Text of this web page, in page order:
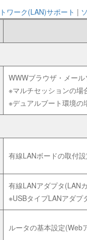
ワーク(LAN)サポート |
WWWブラウザ・メー
※マルチセッションの場
※デュアルブート環境の
有線LANボードの取付
有線LANアダプタ(LAN
※USBタイプLANアダプ
ルータの基本設定(Web